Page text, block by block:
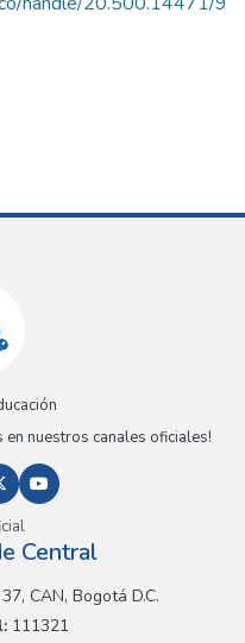
en nuestros canales oficiales!
Central
CAN, Bogotá D.C.
111321